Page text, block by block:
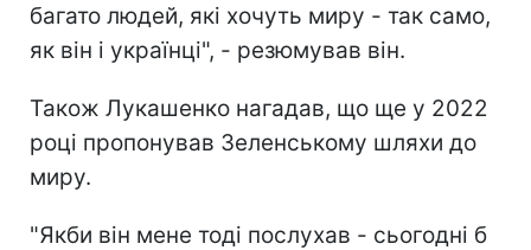
багато людей, які хочуть миру - так само,
як він і українці", - резюмував він.
Також Лукашенко нагадав, що ще у 2022
році пропонував Зеленському шляхи до
миру.
"Якби він мене тоді послухав - сьогодні б